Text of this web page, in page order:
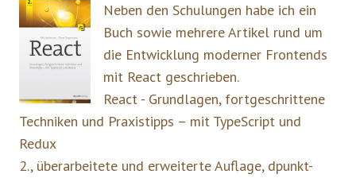
Neben den Schulungen habe ich ein
Buch sowie mehrere Artikel rund um
die Entwicklung moderner Frontends
mit React geschrieben.
React - Grundlagen, fortgeschrittene
Techniken und Praxistipps – mit TypeScript und
Redux
2., überarbeitete und erweiterte Auflage, dpunkt-